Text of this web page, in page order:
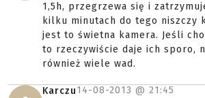
1,5h, przegrzewa się i
kilku minutach do tego niszczy
jest to świetna kamera. Jeśli
to rzeczywiście daje ich sporo,
również wiele wad.
Karczu14-08-2013 @ 21:45